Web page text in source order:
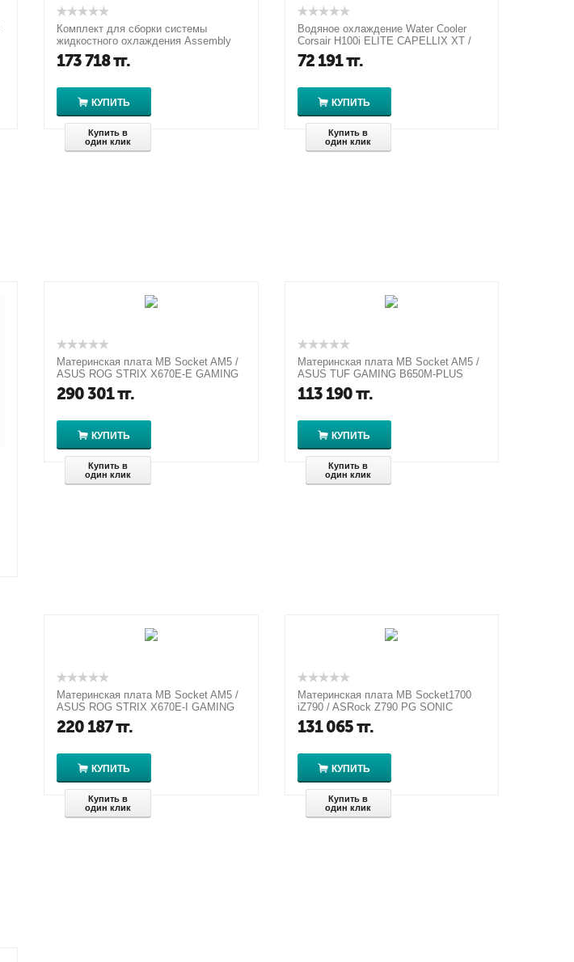
Комплект для сборки системы
жидкостного охлаждения Assembly
Kit CBO Thermaltake Pacific С360
Hard...
173 718тг.
КУПИТЬ
Купить в
один клик
Водяное охлаждение Water Cooler
Corsair H100i ELITE CAPELLIX XT /
white
72 191тг.
КУПИТЬ
Купить в
один клик
Материнская плата MB Socket AM5 /
ASUS ROG STRIX X670E-E GAMING
WIFI
290 301тг.
КУПИТЬ
Купить в
один клик
Материнская плата MB Socket AM5 /
ASUS TUF GAMING B650M-PLUS
WIFI
113 190тг.
КУПИТЬ
Купить в
один клик
Материнская плата MB Socket AM5 /
ASUS ROG STRIX X670E-I GAMING
WIFI PCIx1
220 187тг.
КУПИТЬ
Купить в
один клик
Материнская плата MB Socket1700
iZ790 / ASRock Z790 PG SONIC
131 065тг.
КУПИТЬ
Купить в
один клик